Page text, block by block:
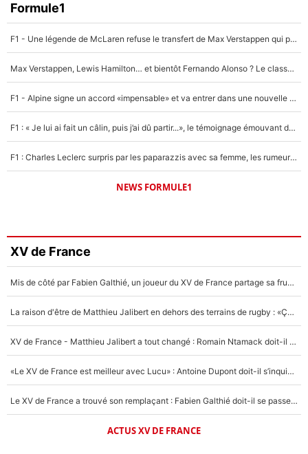
Formule1
F1 - Une légende de McLaren refuse le transfert de Max Verstappen qui pourrait «faire des vagues» et plomber l'ambiance dans l'équipe
Max Verstappen, Lewis Hamilton… et bientôt Fernando Alonso ? Le classement des pilotes les mieux payés en Formule 1 risque de changer !
F1 - Alpine signe un accord «impensable» et va entrer dans une nouvelle dimension : Grande nouvelle pour Pierre Gasly !
F1 : « Je lui ai fait un câlin, puis j’ai dû partir...», le témoignage émouvant de Max Verstappen sur sa fille
F1 : Charles Leclerc surpris par les paparazzis avec sa femme, les rumeurs étaient vraies !
NEWS FORMULE1
XV de France
Mis de côté par Fabien Galthié, un joueur du XV de France partage sa frustration : «ils ne me l’ont pas dit tout de suite»
La raison d'être de Matthieu Jalibert en dehors des terrains de rugby : «Ça m'atteint autant que si tu touches à un membre de ma famille»
XV de France - Matthieu Jalibert a tout changé : Romain Ntamack doit-il s’inquiéter pour sa place à un an de la Coupe du monde ?
«Le XV de France est meilleur avec Lucu» : Antoine Dupont doit-il s’inquiéter pour sa place ?
Le XV de France a trouvé son remplaçant : Fabien Galthié doit-il se passer d'Antoine Dupont ?
ACTUS XV DE FRANCE